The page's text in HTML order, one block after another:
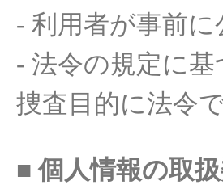
- 利用者が事前に
- 法令の規定に基
捜査目的に法令
■個人情報の取